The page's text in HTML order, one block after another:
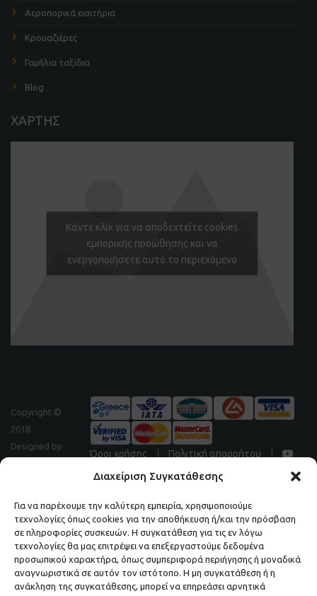
Διαχείριση Συγκατάθεσης
Για να παρέχουμε την καλύτερη εμπειρία, χρησιμοποιούμε
τεχνολογίες όπως cookies για την αποθήκευση ή/και την πρόσβαση
σε πληροφορίες συσκευών. Η συγκατάθεση για τις εν λόγω
τεχνολογίες θα μας επιτρέψει να επεξεργαστούμε δεδομένα
προσωπικού χαρακτήρα, όπως συμπεριφορά περιήγησης ή μοναδικά
αναγνωριστικά σε αυτόν τον ιστότοπο. Η μη συγκατάθεση ή η
ανάκληση της συγκατάθεσης, μπορεί να επηρεάσει αρνητικά
Αεροπορικά εισιτήρια
Κρουαζιέρες
Γαμήλια ταξίδια
Blog
ΧΑΡΤΗΣ
Κάντε κλικ για να αποδεχτείτε cookies
εμπορικής προώθησης και να
ενεργοποιήσετε αυτό το περιεχόμενο
Copyright ©
2018
Designed by
Όροι χρήσης Πολιτική απορρήτου
Μάθετε πρώτοι τα νέα και τις προσφορές μας.
ΕΓΓΡΑΦΕΙΤΕ ΣΤΟ NEWSLETTER ΜΑΣ.